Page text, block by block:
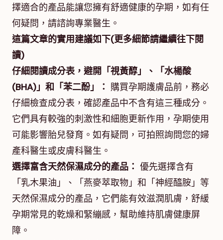
擇適合的產品能讓您擁有舒適健康的孕期，如有任
何疑問，請諮詢專業醫生。
這篇文章的實用建議如下(更多細節請繼續往下閱
讀)
仔細閱讀成分表，避開「視黃醇」、「水楊酸
(BHA)」和「苯二酚」： 購買孕期護膚品前，務必
仔細檢查成分表，確認產品中不含有這三種成分。
它們具有較強的刺激性和細胞更新作用，孕期使用
可能影響胎兒發育。如有疑問，可拍照詢問您的婦
產科醫生或皮膚科醫生。
選擇富含天然保濕成分的產品： 優先選擇含有
「乳木果油」、「燕麥萃取物」和「神經醯胺」等
天然保濕成分的產品，它們能有效滋潤肌膚，舒緩
孕期常見的乾燥和緊繃感，幫助維持肌膚健康屏
障。